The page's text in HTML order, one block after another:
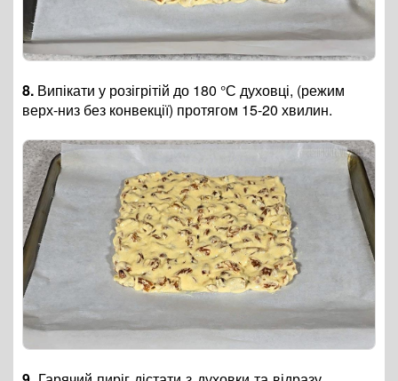
8. Випікати у розігрітій до 180 °С духовці, (режим
верх-низ без конвекції) протягом 15-20 хвилин.